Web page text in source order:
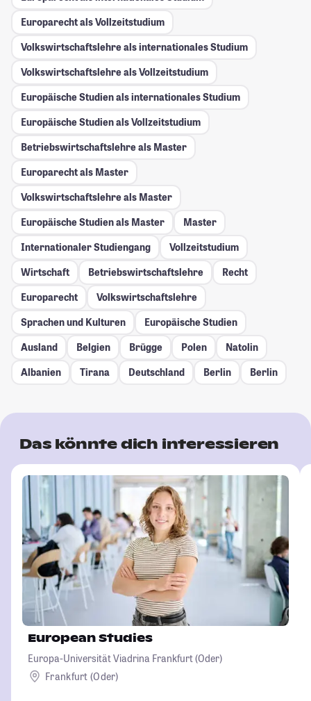
Europarecht als Vollzeitstudium
Volkswirtschaftslehre als internationales Studium
Volkswirtschaftslehre als Vollzeitstudium
Europäische Studien als internationales Studium
Europäische Studien als Vollzeitstudium
Betriebswirtschaftslehre als Master
Europarecht als Master
Volkswirtschaftslehre als Master
Europäische Studien als Master
Master
Internationaler Studiengang
Vollzeitstudium
Wirtschaft
Betriebswirtschaftslehre
Recht
Europarecht
Volkswirtschaftslehre
Sprachen und Kulturen
Europäische Studien
Ausland
Belgien Brügge Polen
Natolin
Albanien
Tirana Deutschland Berlin Berlin
Das könnte dich interessieren
European Studies
Europa-Universität Viadrina Frankfurt (Oder)
Frankfurt (Oder)